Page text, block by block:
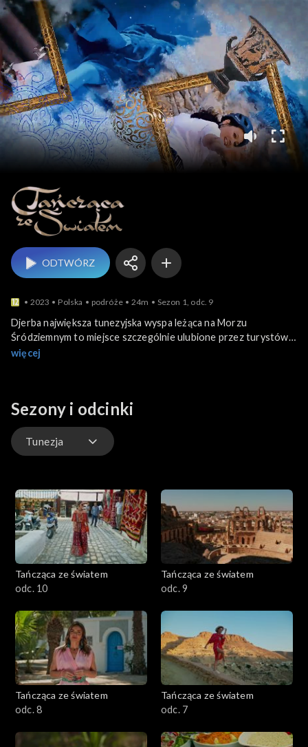
Tańcząca ze światem
ODTWÓRZ
2023 Polska podróże 24m Sezon 1, odc. 9
Djerba największa tunezyjska wyspa leżąca na Morzu
Śródziemnym to miejsce szczególnie ulubione przez turystów.
Piaszczyste plaże, turkusowe morze, luksusowe hotele i
garncarskich odwiedzi Edyta Herbuś.
więcej
Sezony i odcinki
Tunezja
Malta
Maroko
Chorwacja
Oman
Jordania
Grecja
Tańcząca ze światem
odc. 10
Tańcząca ze światem
odc. 9
Tańcząca ze światem
odc. 8
Tańcząca ze światem
odc. 7